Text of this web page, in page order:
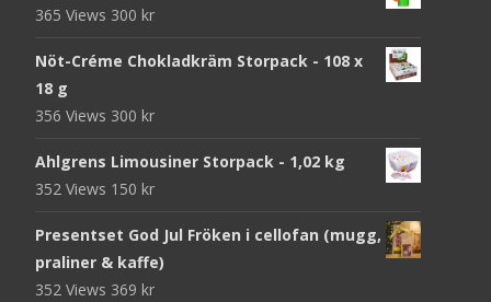
365 Views 300 kr
Nöt-Créme Chokladkräm Storpack - 108 x
18 g
356 Views 300 kr
Ahlgrens Limousiner Storpack - 1,02 kg
352 Views 150 kr
Presentset God Jul Fröken i cellofan (mugg,
praliner & kaffe)
352 Views 369 kr